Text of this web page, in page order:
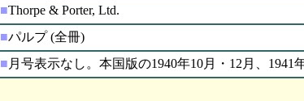
■Thorpe & Porter, Ltd.
■パルプ (全冊)
■ 月号表示なし。本国版の1940年10月・12月、1941